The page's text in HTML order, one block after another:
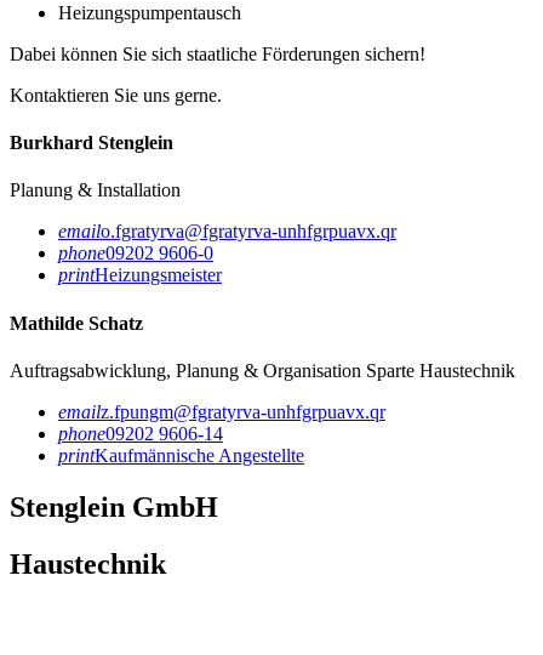
Heizungspumpentausch
Dabei können Sie sich staatliche Förderungen sichern!
Kontaktieren Sie uns gerne.
Burkhard Stenglein
Planung & Installation
emailo.fgratyrva@fgratyrva-unhfgrpuavx.qr
phone09202 9606-0
printHeizungsmeister
Mathilde Schatz
Auftragsabwicklung, Planung & Organisation Sparte Haustechnik
emailz.fpungm@fgratyrva-unhfgrpuavx.qr
phone09202 9606-14
printKaufmännische Angestellte
Stenglein GmbH
Haustechnik